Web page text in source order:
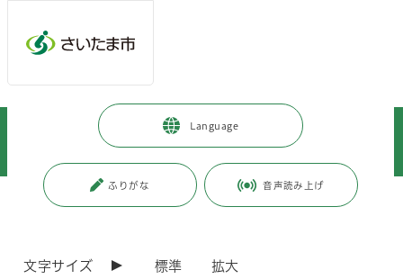
Language
ふりがな 音声読み上げ
文字サイズ 標準 拡大
暮らし・手続き > 安全・防災・消防
届出・申請様式ダウンロード
火災予防・防火管理・防災管理
更新日付：2025年9月3日 / ページ番号：C076098